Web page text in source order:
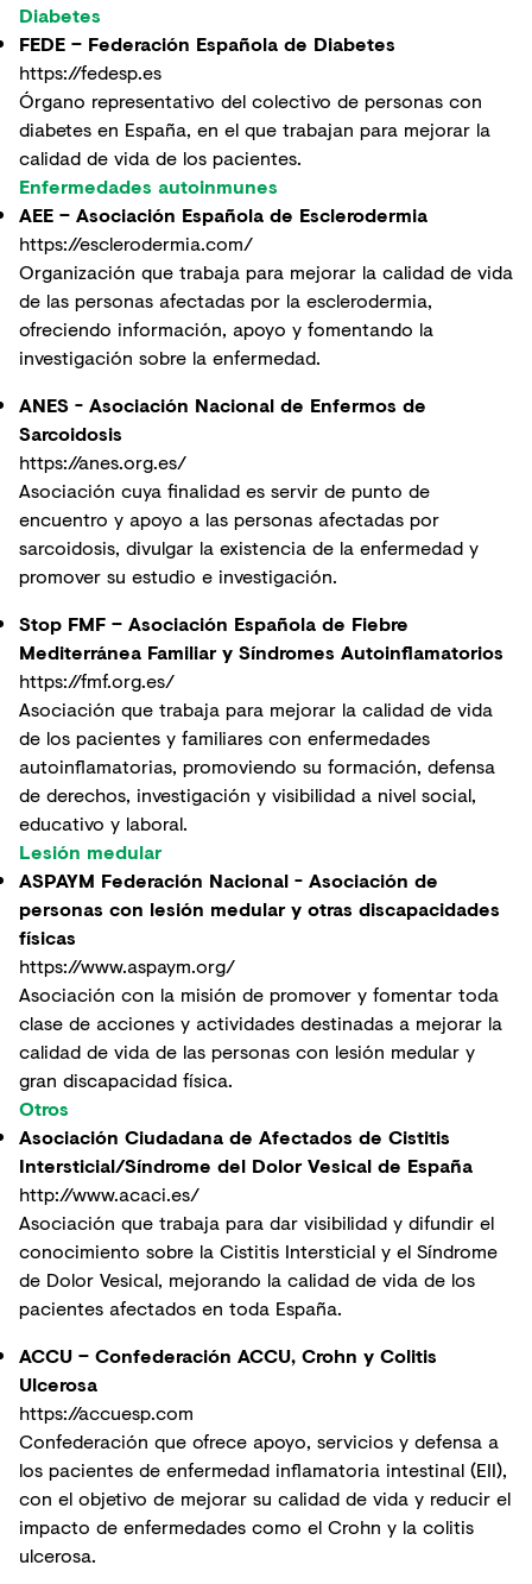
Diabetes
FEDE – Federación Española de Diabetes
https://fedesp.es
Órgano representativo del colectivo de personas con
diabetes en España, en el que trabajan para mejorar la
calidad de vida de los pacientes.
Enfermedades autoinmunes
AEE – Asociación Española de Esclerodermia
https://esclerodermia.com/
Organización que trabaja para mejorar la calidad de vida
de las personas afectadas por la esclerodermia,
ofreciendo información, apoyo y fomentando la
investigación sobre la enfermedad.
ANES - Asociación Nacional de Enfermos de
Sarcoidosis
https://anes.org.es/
Asociación cuya finalidad es servir de punto de
encuentro y apoyo a las personas afectadas por
sarcoidosis, divulgar la existencia de la enfermedad y
promover su estudio e investigación.
Stop FMF – Asociación Española de Fiebre
Mediterránea Familiar y Síndromes Autoinflamatorios
https://fmf.org.es/
Asociación que trabaja para mejorar la calidad de vida
de los pacientes y familiares con enfermedades
autoinflamatorias, promoviendo su formación, defensa
de derechos, investigación y visibilidad a nivel social,
educativo y laboral.
Lesión medular
ASPAYM Federación Nacional - Asociación de
personas con lesión medular y otras discapacidades
físicas
https://www.aspaym.org/
Asociación con la misión de promover y fomentar toda
clase de acciones y actividades destinadas a mejorar la
calidad de vida de las personas con lesión medular y
gran discapacidad física.
Otros
Asociación Ciudadana de Afectados de Cistitis
Intersticial/Síndrome del Dolor Vesical de España
http://www.acaci.es/
Asociación que trabaja para dar visibilidad y difundir el
conocimiento sobre la Cistitis Intersticial y el Síndrome
de Dolor Vesical, mejorando la calidad de vida de los
pacientes afectados en toda España.
ACCU – Confederación ACCU, Crohn y Colitis
Ulcerosa
https://accuesp.com
Confederación que ofrece apoyo, servicios y defensa a
los pacientes de enfermedad inflamatoria intestinal (EII),
con el objetivo de mejorar su calidad de vida y reducir el
impacto de enfermedades como el Crohn y la colitis
ulcerosa.